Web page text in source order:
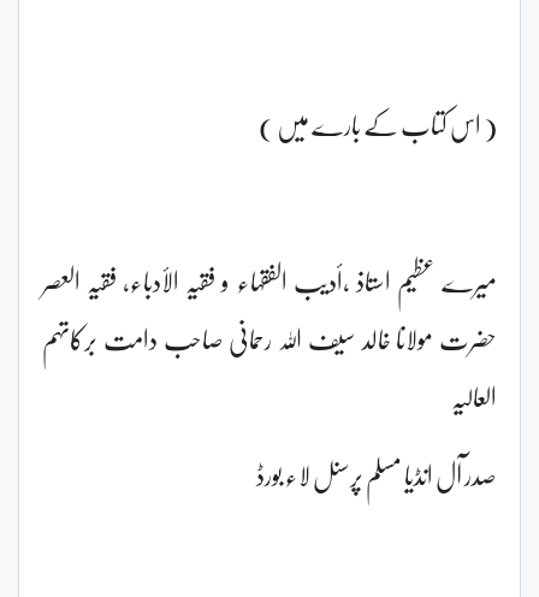
( اس کتاب کے بارے میں )
میرے عظیم استاذ ،أدیب الفقہاء و فقیہ الأدباء، فقیہ العصر
حضرت مولانا خالد سیف اللہ رحمانی صاحب دامت برکاتہم
العالیہ
صدر آل انڈیا مسلم پرسنل لاء بورڈ